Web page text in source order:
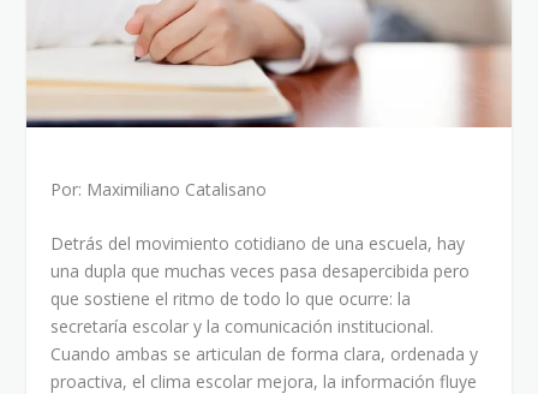
Por: Maximiliano Catalisano
Detrás del movimiento cotidiano de una escuela, hay
una dupla que muchas veces pasa desapercibida pero
que sostiene el ritmo de todo lo que ocurre: la
secretaría escolar y la comunicación institucional.
Cuando ambas se articulan de forma clara, ordenada y
proactiva, el clima escolar mejora, la información fluye